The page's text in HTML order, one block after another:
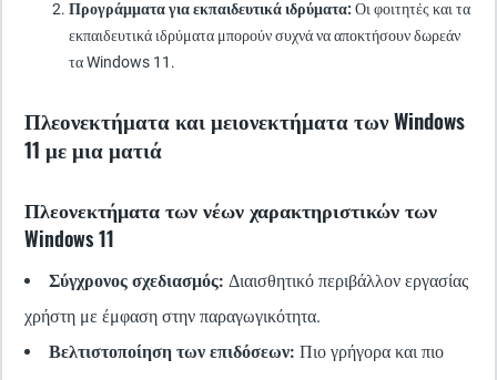
Προγράμματα για εκπαιδευτικά ιδρύματα: Οι φοιτητές και τα
εκπαιδευτικά ιδρύματα μπορούν συχνά να αποκτήσουν δωρεάν
τα Windows 11.
Πλεονεκτήματα και μειονεκτήματα των Windows
11 με μια ματιά
Πλεονεκτήματα των νέων χαρακτηριστικών των
Windows 11
Σύγχρονος σχεδιασμός: Διαισθητικό περιβάλλον εργασίας
χρήστη με έμφαση στην παραγωγικότητα.
Βελτιστοποίηση των επιδόσεων: Πιο γρήγορα και πιο